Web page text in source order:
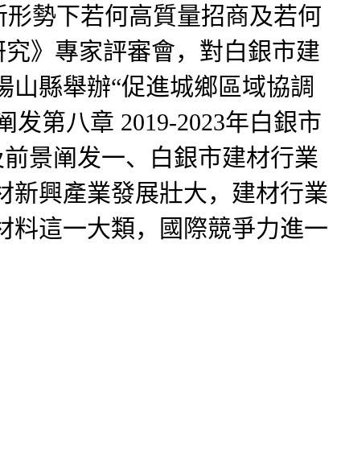
勢下若何高質量招商及若何
》專家評審會，對白銀市建
縣舉辦“促進城鄉區域協調
第八章 2019-2023年白銀市
景阐发一、白銀市建材行業
新興產業發展壯大，建材行業
料這一大類，國際競爭力進一